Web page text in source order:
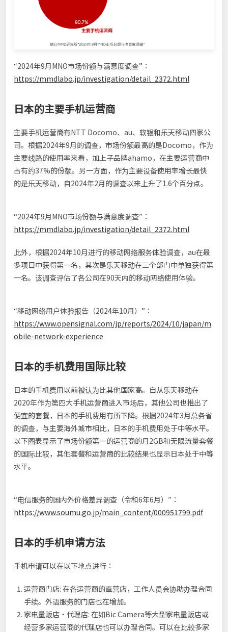
“2024年9月MNO市场份额与满意度调查”：
https://mmdlabo.jp/investigation/detail_2372.html
日本的主要手机运营商
主要手机运营商有NTT Docomo、au、软银和乐天移动四家公
司。根据2024年9月的调查，市场份额最高的是Docomo，作为
主要线路的使用率来看，加上子品牌ahamo，在主要运营商中
占有约37%的份额。另一方面，作为主要设备使用率增长最快
的是乐天移动，自2024年2月的调查以来上升了1.6个百分点。
“2024年9月MNO市场份额与满意度调查”：
https://mmdlabo.jp/investigation/detail_2372.html
此外，根据2024年10月进行的移动网络服务体验调查，au在最
多项目中获得第一名，其次是乐天移动在三个部门中单独获得第
一名。该调查评估了各公司在90天内的移动网络使用体验。
“移动网络用户体验报告（2024年10月）”：
https://www.opensignal.com/jp/reports/2024/10/japan/m
obile-network-experience
日本的手机费用国际比较
日本的手机费用以前被认为比其他国家高。自从乐天移动在
2020年作为第四大手机运营商进入市场后，其他公司也推出了
便宜的套餐，日本的手机费用有所下降。根据2024年3月总务省
的调查，与主要海外城市相比，日本的手机费用处于中等水平。
以下图表显示了市场份额第一的运营商的月2GB和无限流量套餐
的国际比较，其他套餐和运营商的比较结果也显示日本处于中等
水平。
“电信服务的国内外价格差异调查（令和6年6月）”：
https://www.soumu.go.jp/main_content/000951799.pdf
日本的手机申请方法
手机申请可以在以下地点进行：
运营商门店: 在各运营商的直营店，工作人员会协助办理合同
手续。外语服务的门店也在增加。
家电量贩店・代理店: 在如Bic Camera等大型家电量贩店或
经营多家运营商的代理店也可以办理合同。可以在比较多家